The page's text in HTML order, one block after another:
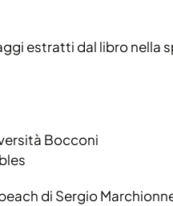
estratti dal libro nella
Bocconi
di Sergio